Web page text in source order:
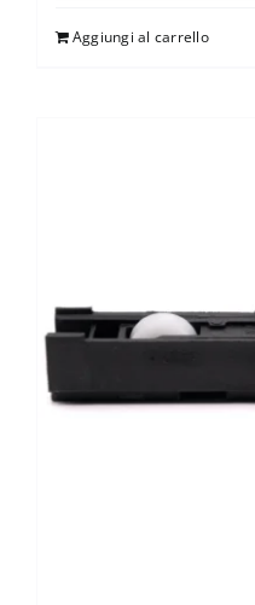
Aggiungi al carrello